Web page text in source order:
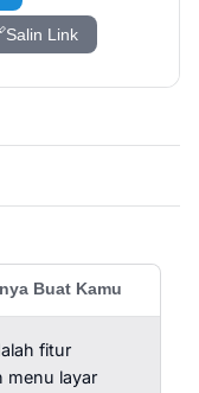
Salin Link
Buat Kamu
fitur
menu layar